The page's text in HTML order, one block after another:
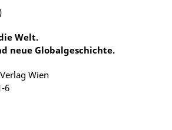
Welt.
neue Globalgeschichte.
Wien
6